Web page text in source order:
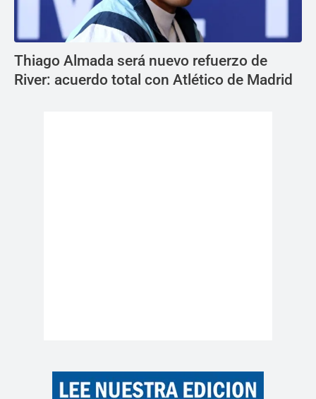
Thiago Almada será nuevo refuerzo de
River: acuerdo total con Atlético de Madrid